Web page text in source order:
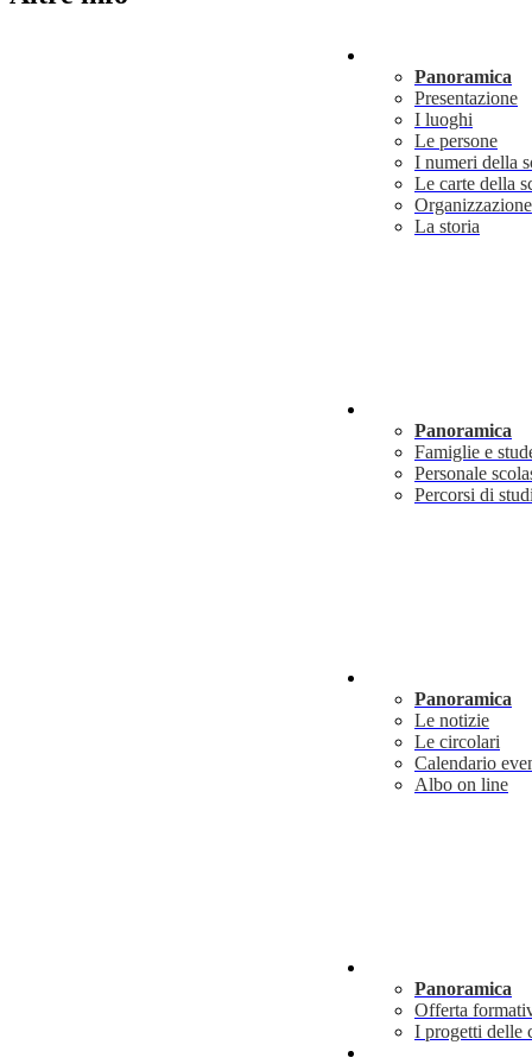
Panoramica
Presentazione
I luoghi
Le persone
I numeri della
Le carte della
Organizzazione
La storia
Panoramica
Famiglie e
Personale
Percorsi di
Panoramica
Le notizie
Le circolari
Calendario
Albo on line
Panoramica
Offerta
I progetti delle